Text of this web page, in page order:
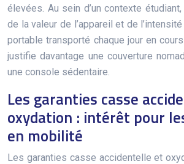
élevées. Au sein d’un contexte
de la valeur de l’appareil et de
portable transporté chaque jour en
justifie davantage une couverture
une console sédentaire.
Les garanties casse
oxydation : intérêt pour
en mobilité
Les garanties casse accidentelle et